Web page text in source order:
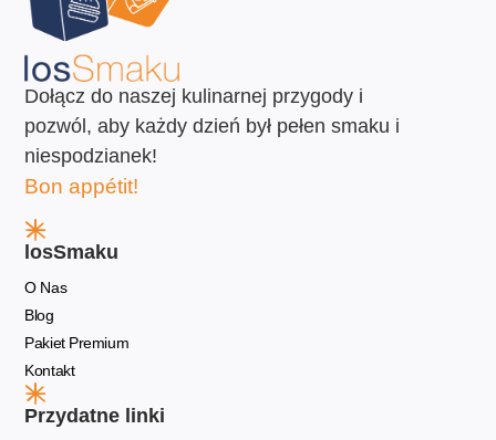
Dołącz do naszej kulinarnej przygody i
pozwól, aby każdy dzień był pełen smaku i
niespodzianek!
Bon appétit!
losSmaku
O Nas
Blog
Pakiet Premium
Kontakt
Przydatne linki